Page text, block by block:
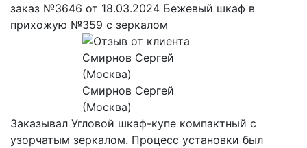
заказ №3646 от 18.03.2024 Бежевый шкаф в
прихожую №359 с зеркалом
Смирнов Сергей
(Москва)
Заказывал Угловой шкаф-купе компактный с
узорчатым зеркалом. Процесс установки был